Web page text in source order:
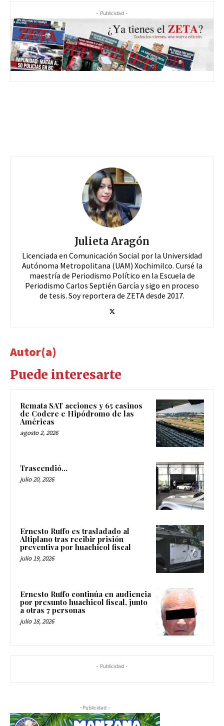
- Publicidad -
Julieta Aragón
Licenciada en Comunicación Social por la Universidad
Autónoma Metropolitana (UAM) Xochimilco. Cursé la
maestría de Periodismo Político en la Escuela de
Periodismo Carlos Septién García y sigo en proceso
de tesis. Soy reportera de ZETA desde 2017.
Autor(a)
Puede interesarte
Remata SAT acciones y 65 casinos
de Codere e Hipódromo de las
Américas
agosto 2, 2026
Trascendió…
julio 20, 2026
Ernesto Ruffo es trasladado al
Altiplano tras recibir prisión
preventiva por huachicol fiscal
julio 19, 2026
Ernesto Ruffo continúa en audiencia
por presunto huachicol fiscal, junto
a otras 7 personas
julio 18, 2026
- Publicidad -
-Publicidad -